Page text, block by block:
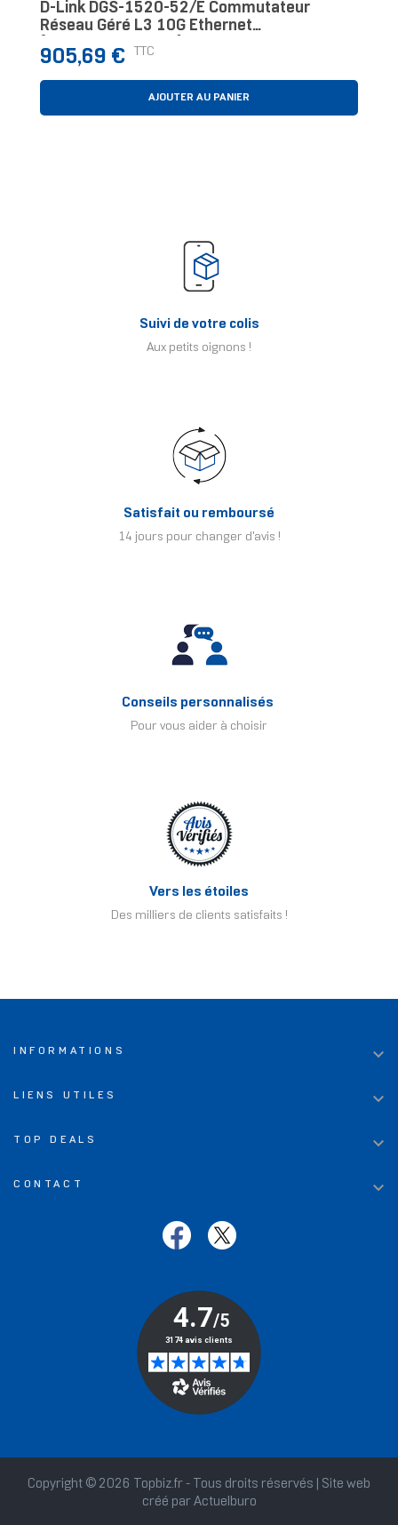
D-Link DGS-1520-52/E Commutateur
Réseau Géré L3 10G Ethernet
(100/1000/10000) 1U Noir
Prix
905,69 € TTC
AJOUTER AU PANIER
Suivi de votre colis
Aux petits oignons !
Satisfait ou remboursé
14 jours pour changer d'avis !
Conseils personnalisés
Pour vous aider à choisir
Vers les étoiles
Des milliers de clients satisfaits !
INFORMATIONS 
LIENS UTILES 
TOP DEALS 
CONTACT 
Copyright © 2026 Topbiz.fr - Tous droits réservés | Site web
créé par Actuelburo